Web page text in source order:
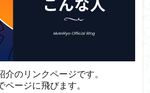
介のリンクページです。
ページに飛びます。